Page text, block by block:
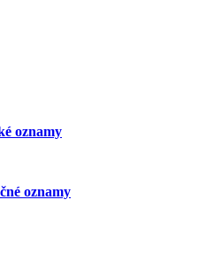
oznamy
oznamy